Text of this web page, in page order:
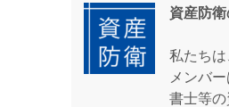
資産防
私たち
メンバ
書士等